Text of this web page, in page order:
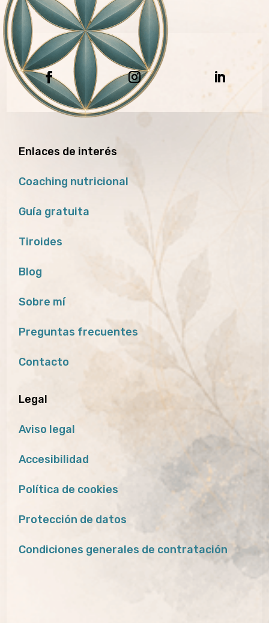
Enlaces de interés
Coaching nutricional
Guía gratuita
Tiroides
Blog
Sobre mí
Preguntas frecuentes
Contacto
Legal
Aviso legal
Accesibilidad
Política de cookies
Protección de datos
Condiciones generales de contratación